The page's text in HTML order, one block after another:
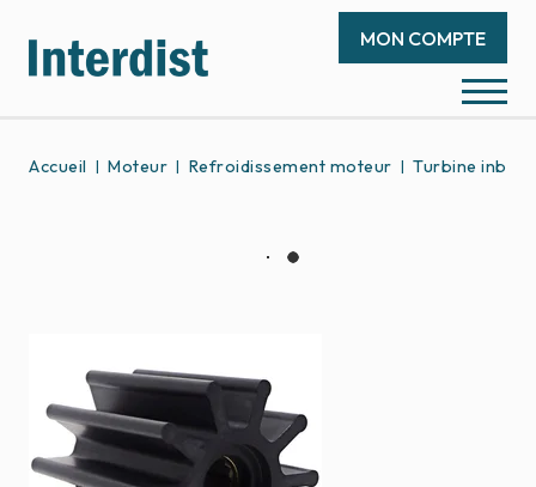
MON COMPTE
Accueil Moteur Refroidissement moteur Turbine